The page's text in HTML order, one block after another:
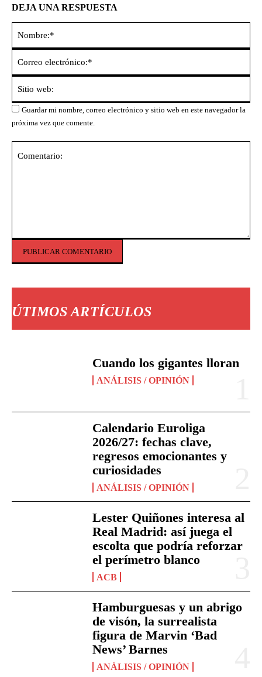
ÚTIMOS ARTÍCULOS
Cuando los gigantes lloran
ANÁLISIS / OPINIÓN
Calendario Euroliga
2026/27: fechas clave,
regresos emocionantes y
curiosidades
ANÁLISIS / OPINIÓN
Lester Quiñones interesa al
Real Madrid: así juega el
escolta que podría reforzar
el perímetro blanco
ACB
Hamburguesas y un abrigo
de visón, la surrealista
figura de Marvin ‘Bad
News’ Barnes
ANÁLISIS / OPINIÓN
DEJA UNA RESPUESTA
Guardar mi nombre, correo electrónico y sitio web en este navegador la
próxima vez que comente.